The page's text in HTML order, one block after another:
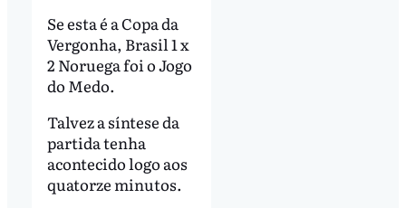
Se esta é a Copa da
Vergonha, Brasil 1 x
2 Noruega foi o Jogo
do Medo.
Talvez a síntese da
partida tenha
acontecido logo aos
quatorze minutos.